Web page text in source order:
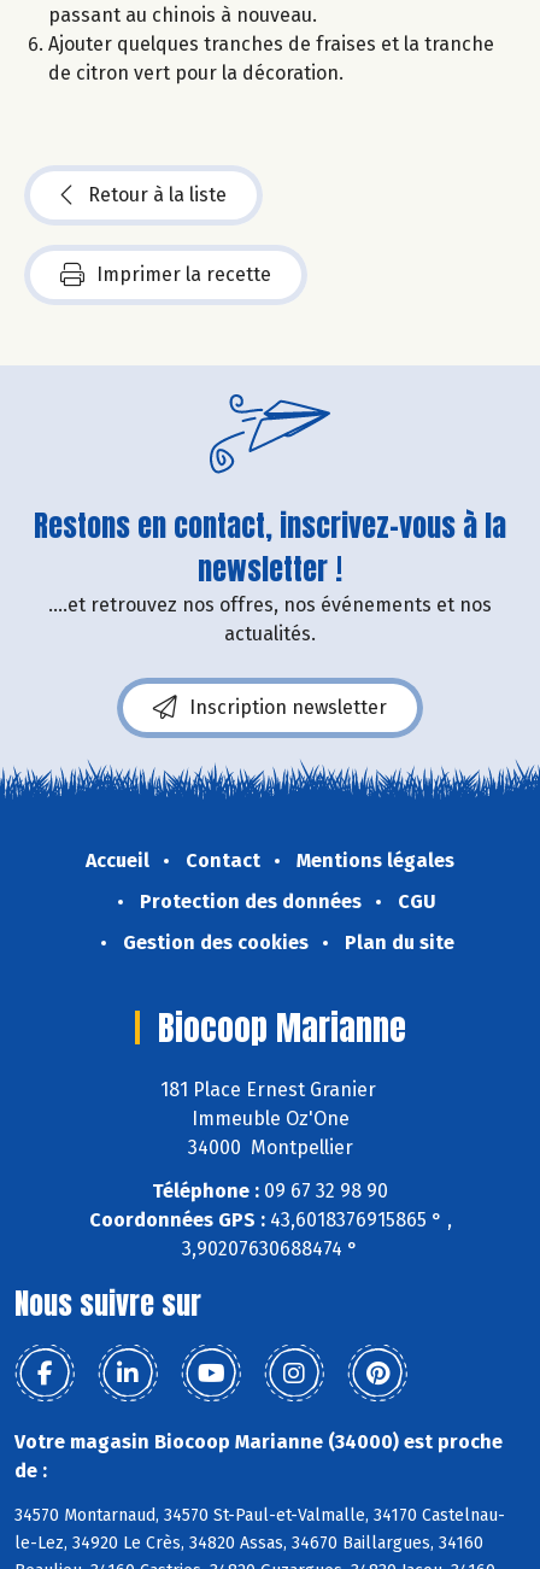
passant au chinois à nouveau.
Ajouter quelques tranches de fraises et la tranche
de citron vert pour la décoration.
Retour à la liste
Imprimer la recette
Restons en contact, inscrivez-vous à la
newsletter !
....et retrouvez nos offres, nos événements et nos
actualités.
Inscription newsletter
Accueil Contact
Mentions légales
Protection des données
CGU
Gestion des cookies
Plan du site
Biocoop Marianne
181 Place Ernest Granier
Immeuble Oz'One
34000 Montpellier
Téléphone : 09 67 32 98 90
Coordonnées GPS :43,6018376915865 ° ,
3,90207630688474 °
Nous suivre sur
Votre magasin Biocoop Marianne (34000) est proche
de :
34570 Montarnaud, 34570 St-Paul-et-Valmalle, 34170 Castelnau-
le-Lez, 34920 Le Crès, 34820 Assas, 34670 Baillargues, 34160